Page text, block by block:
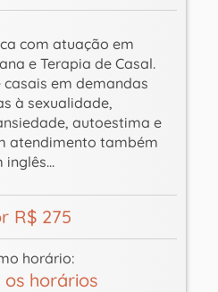
com atuação em
e Terapia de Casal.
em demandas
à sexualidade,
autoestima e
atendimento também
inglês...
R$ 275
horário:
os horários